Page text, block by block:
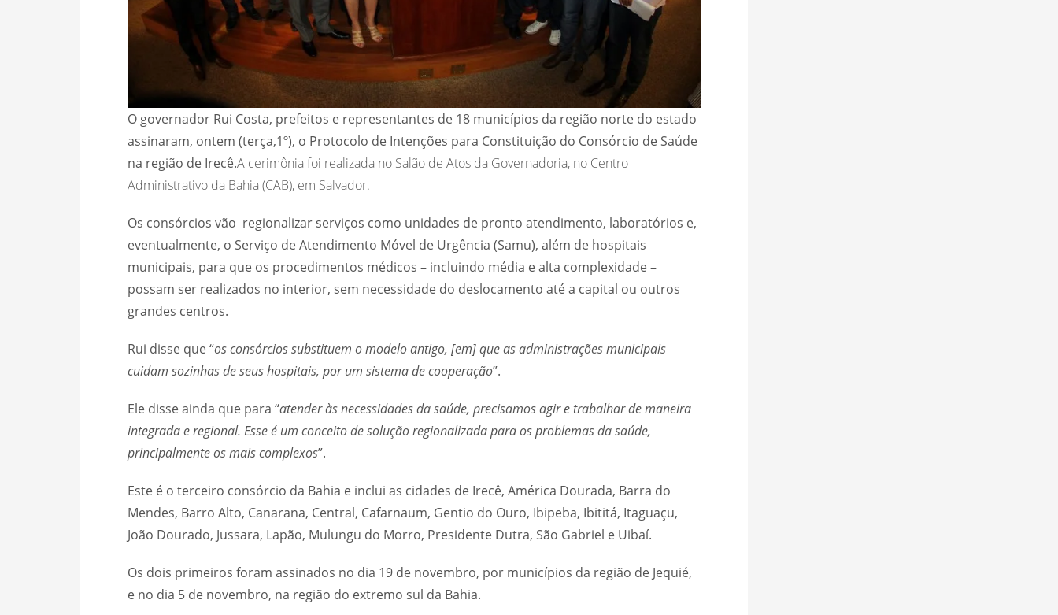
O governador Rui Costa, prefeitos e representantes de 18 municípios da região norte do estado
assinaram, ontem (terça,1º), o Protocolo de Intenções para Constituição do Consórcio de Saúde
na região de Irecê.A cerimônia foi realizada no Salão de Atos da Governadoria, no Centro
Administrativo da Bahia (CAB), em Salvador.
Os consórcios vão regionalizar serviços como unidades de pronto atendimento, laboratórios e,
eventualmente, o Serviço de Atendimento Móvel de Urgência (Samu), além de hospitais
municipais, para que os procedimentos médicos – incluindo média e alta complexidade –
possam ser realizados no interior, sem necessidade do deslocamento até a capital ou outros
grandes centros.
Rui disse que “os consórcios substituem o modelo antigo, [em] que as administrações municipais
cuidam sozinhas de seus hospitais, por um sistema de cooperação”.
Ele disse ainda que para “atender às necessidades da saúde, precisamos agir e trabalhar de maneira
integrada e regional. Esse é um conceito de solução regionalizada para os problemas da saúde,
principalmente os mais complexos”.
Este é o terceiro consórcio da Bahia e inclui as cidades de Irecê, América Dourada, Barra do
Mendes, Barro Alto, Canarana, Central, Cafarnaum, Gentio do Ouro, Ibipeba, Ibititá, Itaguaçu,
João Dourado, Jussara, Lapão, Mulungu do Morro, Presidente Dutra, São Gabriel e Uibaí.
Os dois primeiros foram assinados no dia 19 de novembro, por municípios da região de Jequié,
e no dia 5 de novembro, na região do extremo sul da Bahia.